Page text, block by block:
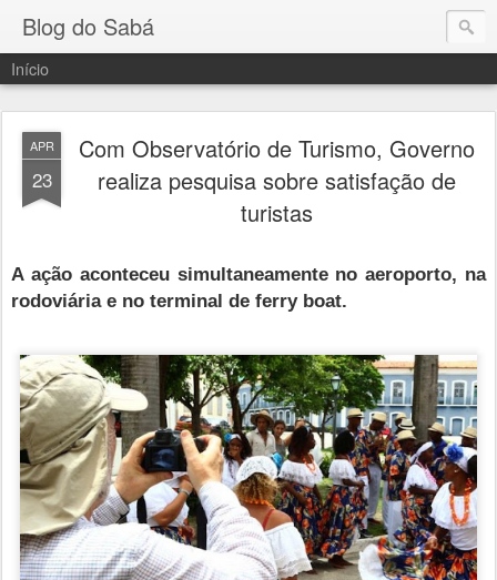
Blog do Sabá
Início
APR
23
Com Observatório de Turismo, Governo
realiza pesquisa sobre satisfação de
turistas
A ação aconteceu simultaneamente no aeroporto, na
rodoviária e no terminal de ferry boat.